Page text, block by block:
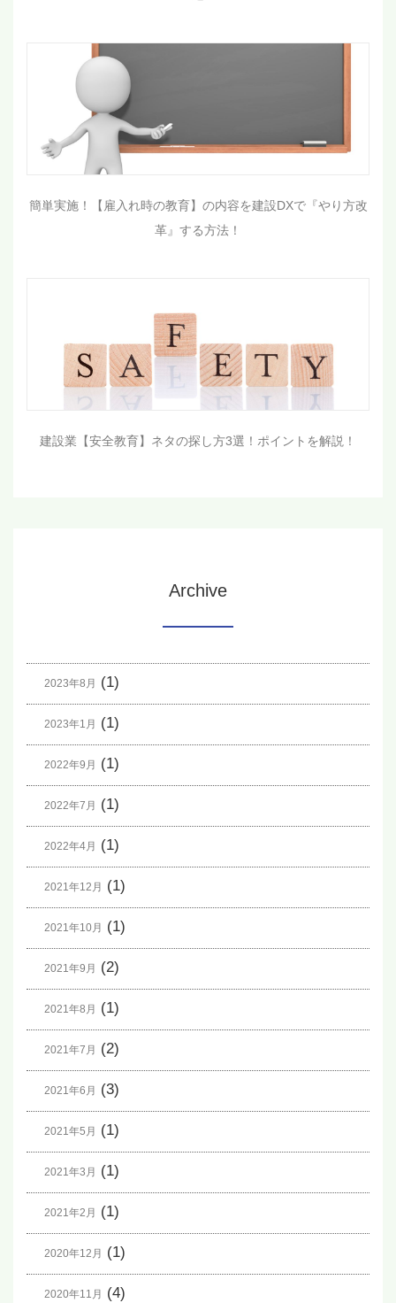
簡単実施！【雇入れ時の教育】の内容を建設DXで『やり方改
革』する方法！
建設業【安全教育】ネタの探し方3選！ポイントを解説！
Archive
2023年8月 (1)
2023年1月 (1)
2022年9月 (1)
2022年7月 (1)
2022年4月 (1)
2021年12月 (1)
2021年10月 (1)
2021年9月 (2)
2021年8月 (1)
2021年7月 (2)
2021年6月 (3)
2021年5月 (1)
2021年3月 (1)
2021年2月 (1)
2020年12月 (1)
2020年11月 (4)